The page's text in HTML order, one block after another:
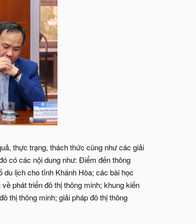
thực trạng, thách thức cũng như các giải
có các nội dung như: Điểm đến thông
lịch cho tỉnh Khánh Hòa; các bài học
phát triển đô thị thông minh; khung kiến
thị thông minh; giải pháp đô thị thông